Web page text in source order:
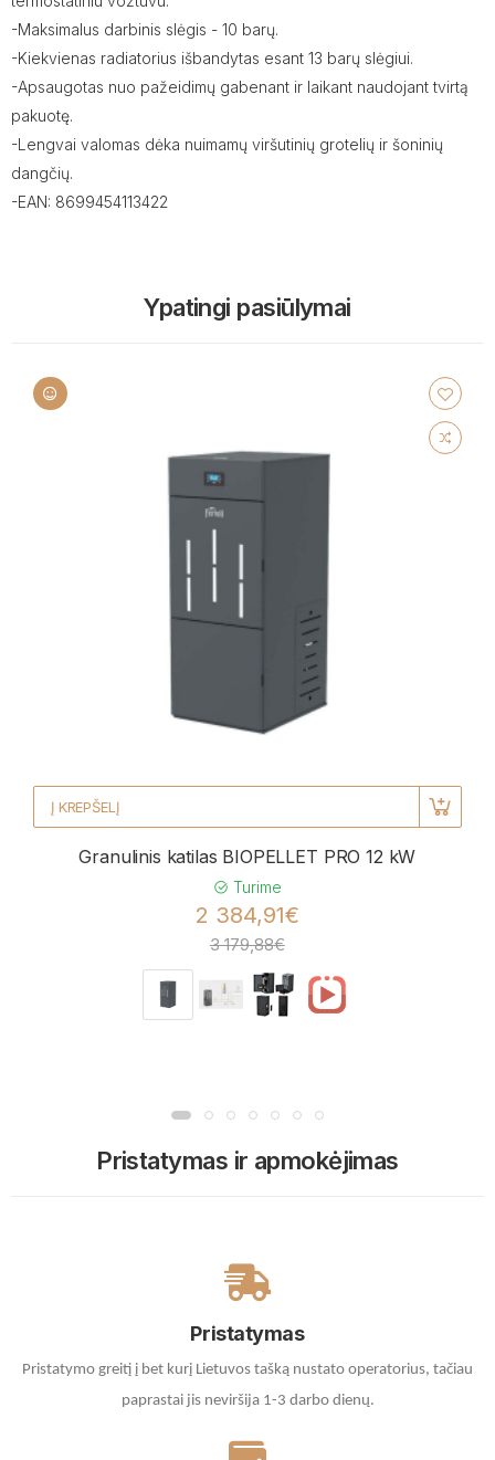
-Maksimalus darbinis slėgis - 10 barų.
-Kiekvienas radiatorius išbandytas esant 13 barų slėgiui.
-Apsaugotas nuo pažeidimų gabenant ir laikant naudojant tvirtą
pakuotę.
-Lengvai valomas dėka nuimamų viršutinių grotelių ir šoninių
dangčių.
-EAN: 8699454113422
Ypatingi pasiūlymai
Į KREPŠELĮ
Granulinis katilas BIOPELLET PRO 12 kW
Turime
2 384,91€
3 179,88€
Pristatymas ir apmokėjimas
Pristatymas
Pristatymo greitį į bet kurį Lietuvos tašką nustato operatorius, tačiau
paprastai jis neviršija 1-3 darbo dienų.